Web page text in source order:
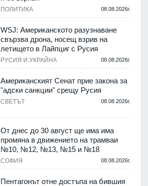
ПОЛИТИКА 08.08.2026г.
WSJ: Американското разузнаване
свързва дрона, носещ взрив на
летището в Лайпциг с Русия
РУСИЯ И УКРАЙНА 08.08.2026г.
Американският Сенат прие закона за
"адски санкции" срещу Русия
СВЕТЪТ 08.08.2026г.
От днес до 30 август ще има има
промяна в движението на трамваи
№10, №12, №13, №15 и №18
СОФИЯ 08.08.2026г.
Пентагонът отне достъпа на бившия